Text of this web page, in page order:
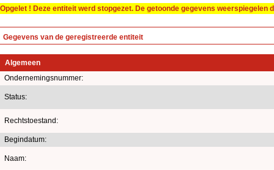
Opgelet ! Deze entiteit werd stopgezet. De getoonde gegevens
Gegevens van de geregistreerde entiteit
Algemeen
Ondernemingsnummer:
Status:
Rechtstoestand:
Begindatum:
Naam: